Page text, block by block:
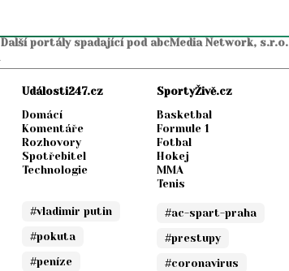
Další portály spadající pod abcMedia Network, s.r.o.
Události247.cz
Domácí
Komentáře
Rozhovory
Spotřebitel
Technologie
#vladimir putin
#pokuta
#peníze
SportyŽivě.cz
Basketbal
Formule 1
Fotbal
Hokej
MMA
Tenis
#ac-spart-praha
#prestupy
#coronavirus